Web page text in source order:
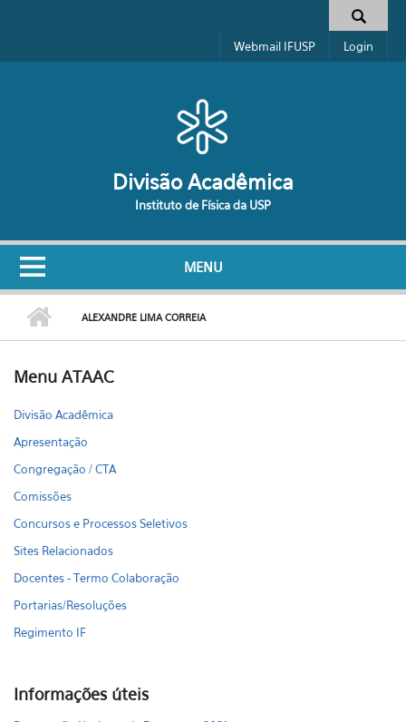
Formulário de busca
Webmail IFUSP Login
Divisão Acadêmica
Instituto de Física da USP
MENU
ALEXANDRE LIMA CORREIA
Menu ATAAC
Divisão Acadêmica
Apresentação
Congregação / CTA
Comissões
Concursos e Processos Seletivos
Sites Relacionados
Docentes - Termo Colaboração
Portarias/Resoluções
Regimento IF
Informações úteis